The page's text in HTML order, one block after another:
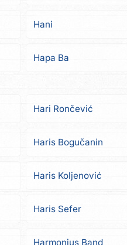
Hani
Hapa Ba
Hari Rončević
Haris Bogučanin
Haris Koljenović
Haris Sefer
Harmonius Band